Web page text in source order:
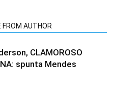
FROM AUTHOR
CLAMOROSO
spunta Mendes